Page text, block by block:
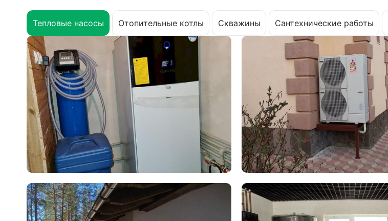
Тепловые насосы Отопительные котлы Скважины Сантехнические работы